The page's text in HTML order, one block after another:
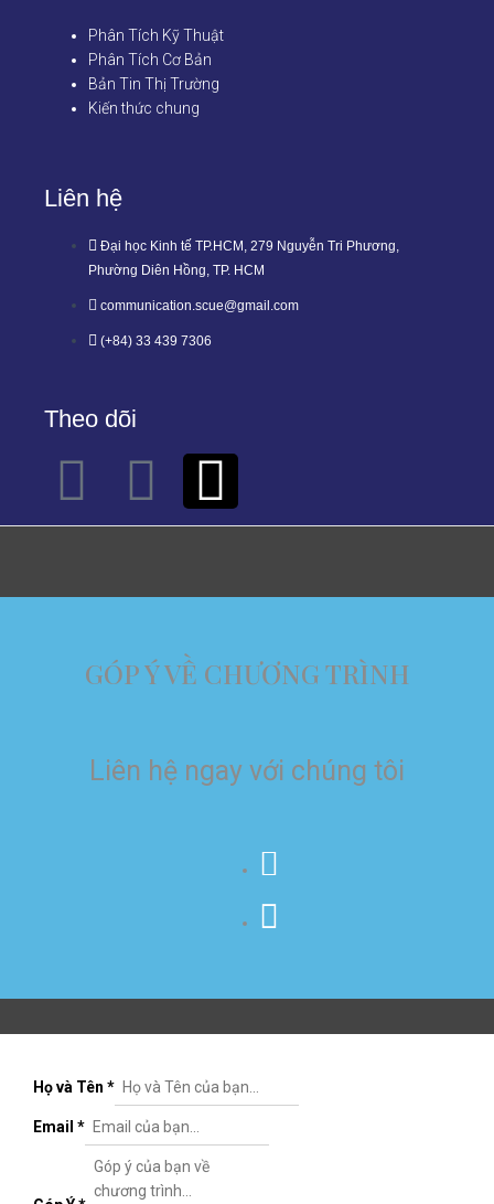
Phân Tích Kỹ Thuật
Phân Tích Cơ Bản
Bản Tin Thị Trường
Kiến thức chung
Liên hệ
Đại học Kinh tế TP.HCM, 279 Nguyễn Tri Phương,
Phường Diên Hồng, TP. HCM
communication.scue@gmail.com
(+84) 33 439 7306
Theo dõi
GÓP Ý VỀ CHƯƠNG TRÌNH
Liên hệ ngay với chúng tôi
Họ và Tên *
Email *